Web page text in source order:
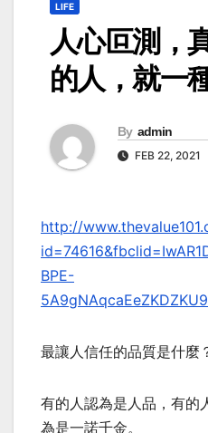
LIFE
人心叵測，
的人，就一
By admin
FEB 22, 2021
http://
BPE-
最讓人信任的品質是什麼
有的人認為是人品，有的
為是一諾千金。